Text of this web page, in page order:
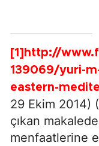
[1] http://
139069/yuri-
eastern-
29 Ekim 2014)
çıkan
menfaatlerine